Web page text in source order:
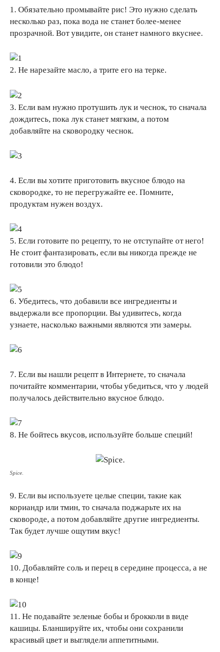
1. Обязательно промывайте рис! Это нужно сделать
несколько раз, пока вода не станет более-менее
прозрачной. Вот увидите, он станет намного вкуснее.
2. Не нарезайте масло, а трите его на терке.
3. Если вам нужно протушить лук и чеснок, то сначала
дождитесь, пока лук станет мягким, а потом
добавляйте на сковородку чеснок.
4. Если вы хотите приготовить вкусное блюдо на
сковородке, то не перегружайте ее. Помните,
продуктам нужен воздух.
5. Если готовите по рецепту, то не отступайте от него!
Не стоит фантазировать, если вы никогда прежде не
готовили это блюдо!
6. Убедитесь, что добавили все ингредиенты и
выдержали все пропорции. Вы удивитесь, когда
узнаете, насколько важными являются эти замеры.
7. Если вы нашли рецепт в Интернете, то сначала
почитайте комментарии, чтобы убедиться, что у людей
получалось действительно вкусное блюдо.
8. Не бойтесь вкусов, используйте больше специй!
Spice.
9. Если вы используете целые специи, такие как
кориандр или тмин, то сначала поджарьте их на
сковороде, а потом добавляйте другие ингредиенты.
Так будет лучше ощутим вкус!
10. Добавляйте соль и перец в середине процесса, а не
в конце!
11. Не подавайте зеленые бобы и брокколи в виде
кашицы. Бланшируйте их, чтобы они сохранили
красивый цвет и выглядели аппетитными.